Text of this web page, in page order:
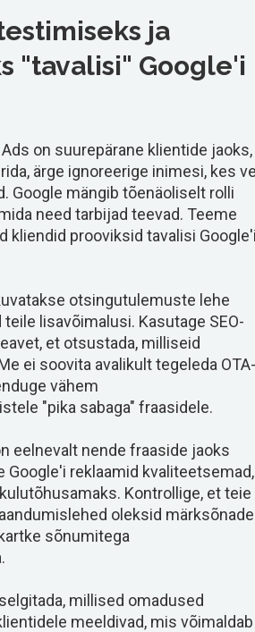
ja
"tavalisi" Google'i
on suurepärane klientide jaoks,
ärge ignoreerige inimesi, kes
Google mängib tõenäoliselt rolli
need tarbijad teevad. Teeme
kliendid prooviksid tavalisi
otsingutulemuste lehe
lisavõimalusi. Kasutage SEO-
et otsustada, milliseid
ei soovita avalikult tegeleda OTA-
vähem
"pika sabaga" fraasidele.
eelnevalt nende fraaside jaoks
Google'i reklaamid kvaliteetsemad,
Kontrollige, et teie
oleksid
sõnumitega
millised omadused
meeldivad, mis võimaldab